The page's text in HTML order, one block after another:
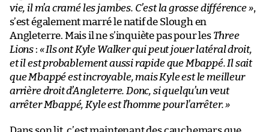
vie, il m’a cramé les jambes. C’est la grosse différence »,
s’est également marré le natif de Slough en
Angleterre. Mais il ne s’inquiète pas pour les Three
Lions : « Ils ont Kyle Walker qui peut jouer latéral droit,
et il est probablement aussi rapide que Mbappé. Il sait
que Mbappé est incroyable, mais Kyle est le meilleur
arrière droit d’Angleterre. Donc, si quelqu’un veut
arrêter Mbappé, Kyle est l’homme pour l’arrêter. »